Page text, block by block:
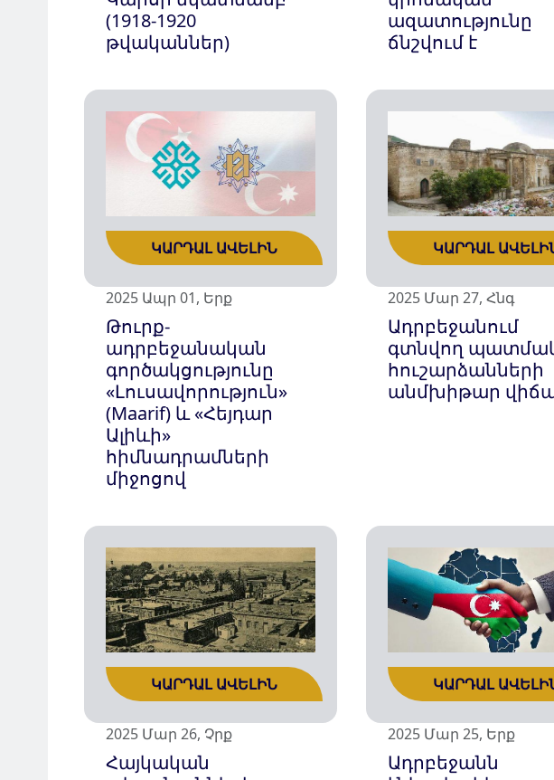
(1918-1920
թվականներ)
ազատությունը
ճնշվում է
ԿԱՐԴԱԼ ԱՎԵԼԻՆ
2025 Ապր 01, Երք
Թուրք-
ադրբեջանական
գործակցությունը
«Լուսավորություն»
(Maarif) և «Հեյդար
Ալիևի»
հիմնադրամների
միջոցով
ԿԱՐԴԱԼ
2025 Մար 27, Հնգ
Ադրբեջանում
գտնվող
հուշարձանների
անմխիթար
ԿԱՐԴԱԼ ԱՎԵԼԻՆ
2025 Մար 26, Չրք
Հայկական
ԿԱՐԴԱԼ
2025 Մար 25, Երք
Ադրբեջանն